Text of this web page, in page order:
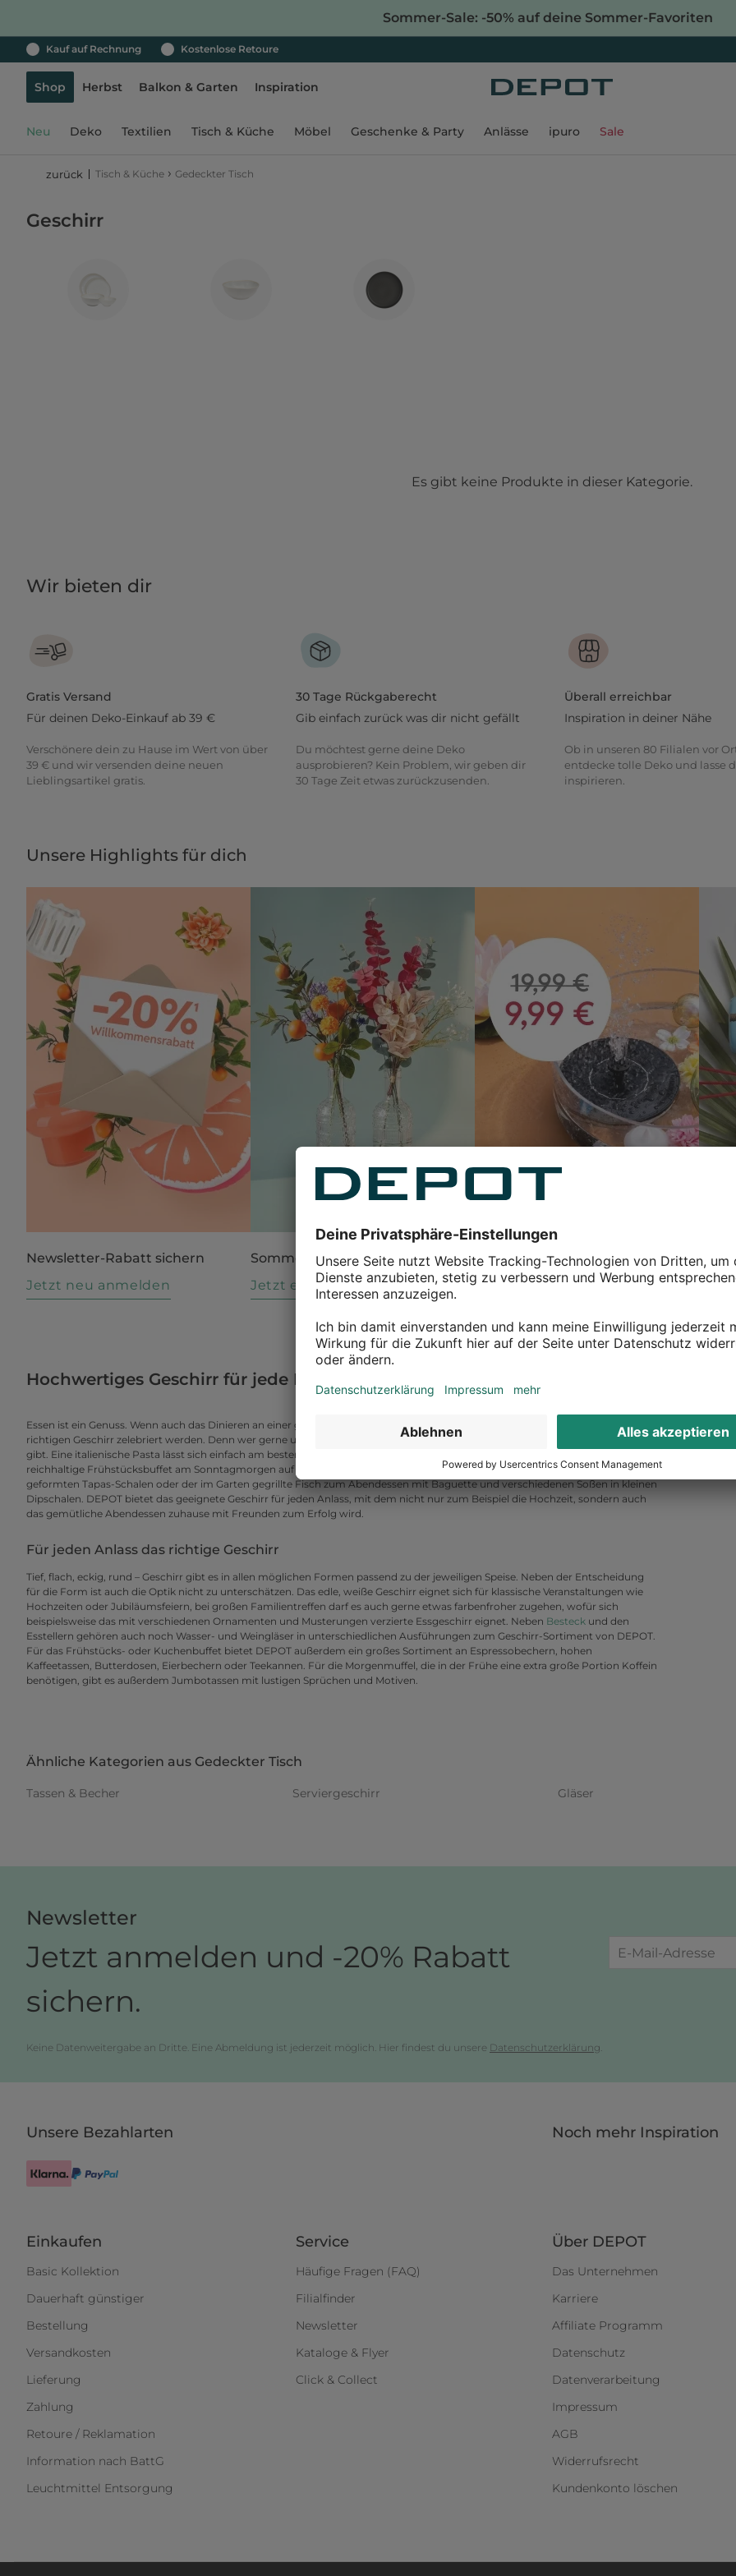
Sommer-Sale: -50% auf deine Sommer-Favoriten
Kauf auf Rechnung Kostenlose Retoure
Shop Herbst Balkon & Garten Inspiration
Neu Deko Textilien Tisch & Küche Möbel Geschenke & Party Anlässe ipuro Sale
zurück Tisch & Küche › Gedeckter Tisch
Geschirr
Es gibt keine Produkte in dieser Kategorie.
Wir bieten dir
Gratis Versand
Für deinen Deko-Einkauf ab 39 €
Verschönere dein zu Hause im Wert von über
39 € und wir versenden deine neuen
Lieblingsartikel gratis.
30 Tage Rückgaberecht
Gib einfach zurück was dir nicht gefällt
Du möchtest gerne deine Deko
ausprobieren? Kein Problem, wir geben dir
30 Tage Zeit etwas zurückzusenden.
Überall erreichbar
Inspiration in deiner Nähe
Ob in unseren 80 Filialen vor
entdecke tolle Deko und lasse
inspirieren.
Unsere Highlights für dich
Newsletter-Rabatt sichern
Jetzt neu anmelden
Sommer in Blüte
Jetzt entdecken
Unser Sommerliebling im SALE
Jetzt sparen
ipuro
Hochwertiges Geschirr für jede Mahlzeit
Essen ist ein Genuss. Wenn auch das Dinieren an einer großen Tafel unterhaltsamer ist, als alleine zu essen, kann beides mit dem
richtigen Geschirr zelebriert werden. Denn wer gerne und bewusst isst, weiß, dass es für jedes Gericht das passende Zubehör
gibt. Eine italienische Pasta lässt sich einfach am besten aus dem passenden Pastateller genießen. Das gleiche gilt für das
reichhaltige Frühstücksbuffet am Sonntagmorgen auf großen Tellern, die selbstgemachten Tapas als Nachmittagssnack in oval
geformten Tapas-Schalen oder der im Garten gegrillte Fisch zum Abendessen mit Baguette und verschiedenen Soßen in kleinen
Dipschalen. DEPOT bietet das geeignete Geschirr für jeden Anlass, mit dem nicht nur zum Beispiel die Hochzeit, sondern auch
das gemütliche Abendessen zuhause mit Freunden zum Erfolg wird.
Für jeden Anlass das richtige Geschirr
Tief, flach, eckig, rund – Geschirr gibt es in allen möglichen Formen passend zu der jeweiligen Speise. Neben der Entscheidung
für die Form ist auch die Optik nicht zu unterschätzen. Das edle, weiße Geschirr eignet sich für klassische Veranstaltungen wie
Hochzeiten oder Jubiläumsfeiern, bei großen Familientreffen darf es auch gerne etwas farbenfroher zugehen, wofür sich
beispielsweise das mit verschiedenen Ornamenten und Musterungen verzierte Essgeschirr eignet. Neben Besteck und den
Esstellern gehören auch noch Wasser- und Weingläser in unterschiedlichen Ausführungen zum Geschirr-Sortiment von DEPOT.
Für das Frühstücks- oder Kuchenbuffet bietet DEPOT außerdem ein großes Sortiment an Espressobechern, hohen
Kaffeetassen, Butterdosen, Eierbechern oder Teekannen. Für die Morgenmuffel, die in der Frühe eine extra große Portion Koffein
benötigen, gibt es außerdem Jumbotassen mit lustigen Sprüchen und Motiven.
Ähnliche Kategorien aus Gedeckter Tisch
Tassen & Becher Serviergeschirr Gläser
Newsletter
Jetzt anmelden und -20% Rabatt
sichern.
Keine Datenweitergabe an Dritte. Eine Abmeldung ist jederzeit möglich. Hier findest du unsere Datenschutzerklärung
Unsere Bezahlarten Noch mehr Inspiration
Einkaufen
Basic Kollektion
Dauerhaft günstiger
Bestellung
Versandkosten
Lieferung
Zahlung
Retoure / Reklamation
Information nach BattG
Leuchtmittel Entsorgung
Service
Häufige Fragen (FAQ)
Filialfinder
Newsletter
Kataloge & Flyer
Click & Collect
Über DEPOT
Das Unternehmen
Karriere
Affiliate Programm
Datenschutz
Datenverarbeitung
Impressum
AGB
Widerrufsrecht
Kundenkonto löschen